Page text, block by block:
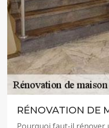
RÉNOVATION DE